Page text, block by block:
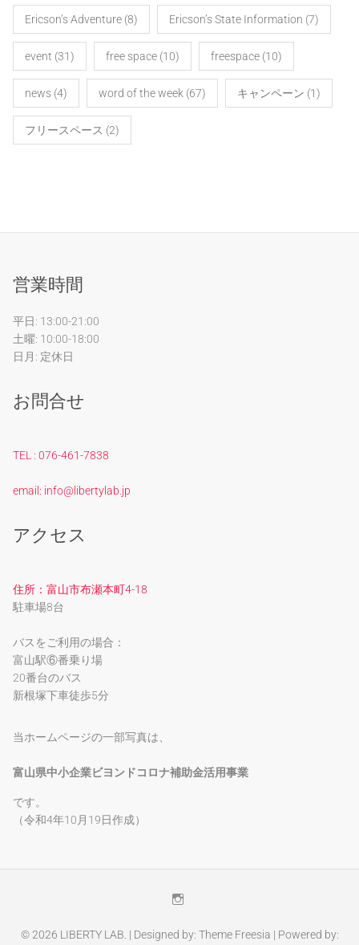
Ericson’s Adventure(8) Ericson’s State Information (7)
event (31) free space(10) freespace(10)
news(4) word of the week(67) キャンペーン (1)
フリースペース (2)
営業時間
平日: 13:00-21:00
土曜: 10:00-18:00
日月: 定休日
お問合せ
TEL : 076-461-7838
email: info@libertylab.jp
アクセス
住所：富山市布瀬本町4-18
駐車場8台
バスをご利用の場合：
富山駅⑥番乗り場
20番台のバス
新根塚下車徒歩5分
当ホームページの一部写真は、
富山県中小企業ビヨンドコロナ補助金活用事業
です。
（令和4年10月19日作成）
Instagram
© 2026 LIBERTY LAB. | Designed by: Theme Freesia | Powered by: